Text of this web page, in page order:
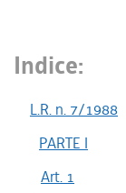
Indice:
L.R. n. 7/1988
PARTE I
Art. 1